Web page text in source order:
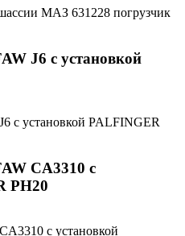
J6 с уcтановкой
CA3310 с
PH20